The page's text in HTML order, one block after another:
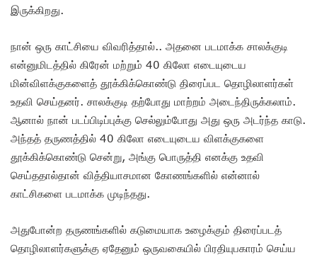
இருக்கிறது.
நான் ஒரு காட்சியை விவரித்தால்.. அதனை படமாக்க சாலக்குடி
என்னுமிடத்தில் கிரேன் மற்றும் 40 கிலோ எடையுடைய
மின்விளக்குகளைத் தூக்கிக்கொண்டு திரைப்பட தொழிலாளர்கள்
உதவி செய்தனர். சாலக்குடி தற்போது மாற்றம் அடைந்திருக்கலாம்.
ஆனால் நான் படப்பிடிப்புக்கு செல்லும்போது அது ஒரு அடர்ந்த காடு.
அந்தத் தருணத்தில் 40 கிலோ எடையுடைய விளக்குகளை
தூக்கிக்கொண்டு சென்று, அங்கு பொருத்தி எனக்கு உதவி
செய்ததால்தான் வித்தியாசமான கோணங்களில் என்னால்
காட்சிகளை படமாக்க முடிந்தது.
அதுபோன்ற தருணங்களில் கடுமையாக உழைக்கும் திரைப்படத்
தொழிலாளர்களுக்கு ஏதேனும் ஒருவகையில் பிரதியுபகாரம் செய்ய